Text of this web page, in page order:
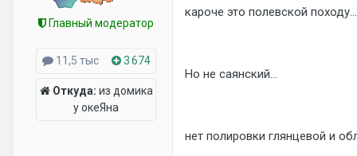
Главный модератор
11,5 тыс 3 674
Откуда: из домика
у океЯна
кароче это полевской
Но не саянский...
нет полировки глянцевой и